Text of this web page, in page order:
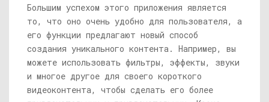
Большим успехом этого приложения является
то, что оно очень удобно для пользователя, а
его функции предлагают новый способ
создания уникального контента. Например, вы
можете использовать фильтры, эффекты, звуки
и многое другое для своего короткого
видеоконтента, чтобы сделать его более